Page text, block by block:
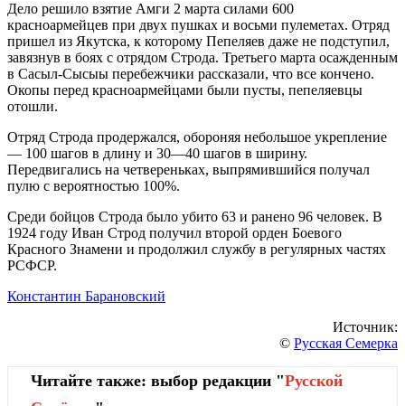
Дело решило взятие Амги 2 марта силами 600
красноармейцев при двух пушках и восьми пулеметах. Отряд
пришел из Якутска, к которому Пепеляев даже не подступил,
завязнув в боях с отрядом Строда. Третьего марта осажденным
в Сасыл-Сысыы перебежчики рассказали, что все кончено.
Окопы перед красноармейцами были пусты, пепеляевцы
отошли.
Отряд Строда продержался, обороняя небольшое укрепление
— 100 шагов в длину и 30—40 шагов в ширину.
Передвигались на четвереньках, выпрямившийся получал
пулю с вероятностью 100%.
Среди бойцов Строда было убито 63 и ранено 96 человек. В
1924 году Иван Строд получил второй орден Боевого
Красного Знамени и продолжил службу в регулярных частях
РСФСР.
Константин Барановский
Источник:
© Русская Семерка
Читайте также: выбор редакции "Русской